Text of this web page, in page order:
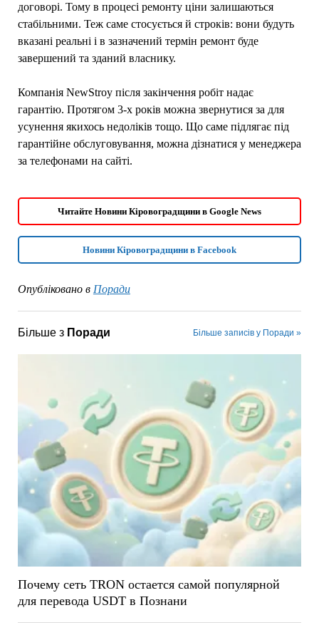
договорі. Тому в процесі ремонту ціни залишаються
стабільними. Теж саме стосується й строків: вони будуть
вказані реальні і в зазначений термін ремонт буде
завершений та зданий власнику.
Компанія NewStroy після закінчення робіт надає
гарантію. Протягом 3-х років можна звернутися за для
усунення якихось недоліків тощо. Що саме підлягає під
гарантійне обслуговування, можна дізнатися у менеджера
за телефонами на сайті.
Читайте Новини Кіровоградщини в Google News
Новини Кіровоградщини в Facebook
Опубліковано в Поради
Більше з Поради Більше записів у Поради »
Почему сеть TRON остается самой популярной
для перевода USDT в Познани